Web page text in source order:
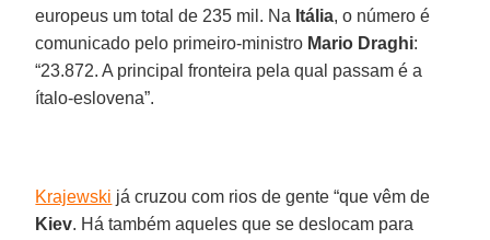
europeus um total de 235 mil. Na Itália, o número é
comunicado pelo primeiro-ministro Mario Draghi:
“23.872. A principal fronteira pela qual passam é a
ítalo-eslovena”.
Krajewski já cruzou com rios de gente “que vêm de
Kiev. Há também aqueles que se deslocam para